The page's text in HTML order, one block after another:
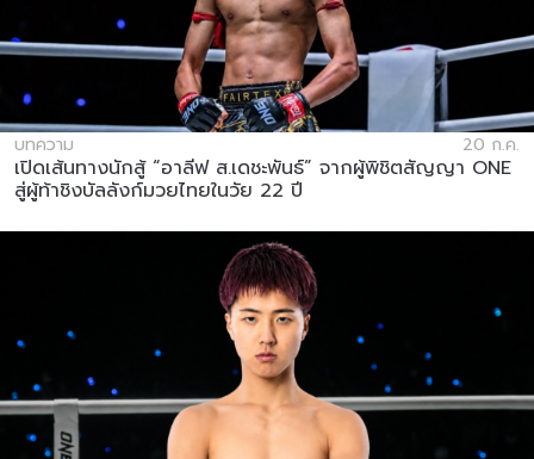
บทความ 20 ก.ค.
เปิดเส้นทางนักสู้ “อาลีฟ ส.เดชะพันธ์” จากผู้พิชิตสัญญา ONE
สู่ผู้ท้าชิงบัลลังก์มวยไทยในวัย 22 ปี